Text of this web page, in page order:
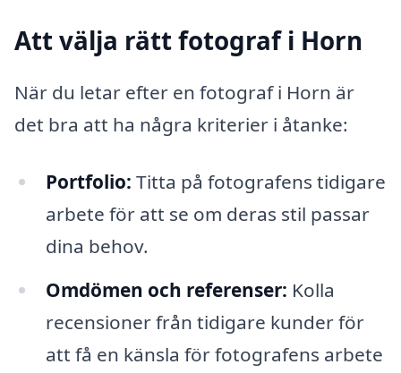
Att välja rätt fotograf i Horn
När du letar efter en fotograf i Horn är
det bra att ha några kriterier i åtanke:
Portfolio: Titta på fotografens tidigare
arbete för att se om deras stil passar
dina behov.
Omdömen och referenser: Kolla
recensioner från tidigare kunder för
att få en känsla för fotografens arbete